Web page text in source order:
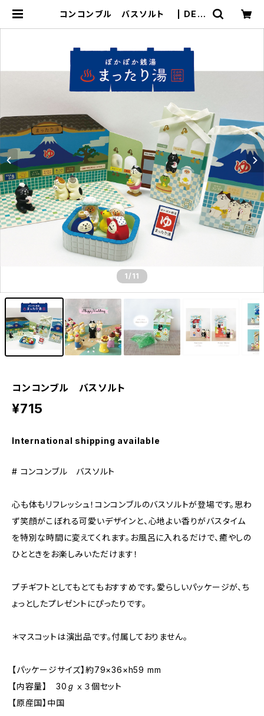
コンコンブル バスソルト | DEC
1 /11
コンコンブル バスソルト
¥715
International shipping available
# コンコンブル バスソルト
心も体もリフレッシュ！コンコンブルのバスソルトが登場です。思わ
ず笑顔がこぼれる可愛いデザインと、心地よい香りがバスタイム
を特別な時間に変えてくれます。お風呂に入れるだけで、癒やしの
ひとときをお楽しみいただけます！
プチギフトとしてもとてもおすすめです。愛らしいパッケージが、ち
ょっとしたプレゼントにぴったりです。
＊マスコットは演出品です。付属しておりません。
【パッケージサイズ】約79×36×h59 mm
【内容量】 30ℊⅹ３個セット
【原産国】中国